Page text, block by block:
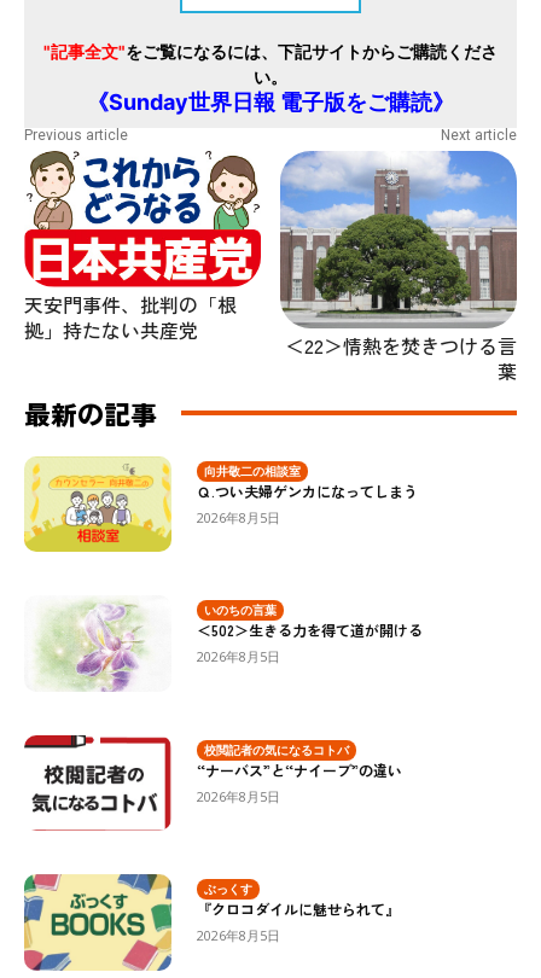
"記事全文"をご覧になるには、下記サイトからご購読くださ
い。
《Sunday世界日報 電子版をご購読》
Previous article
天安門事件、批判の「根
拠」持たない共産党
Next article
＜22＞情熱を焚きつける言
葉
最新の記事
向井敬二の相談室
Ｑ.つい夫婦ゲンカになってしまう
2026年8月5日
いのちの言葉
＜502＞生きる力を得て道が開ける
2026年8月5日
校閲記者の気になるコトバ
“ナーバス”と“ナイーブ”の違い
2026年8月5日
ぶっくす
『クロコダイルに魅せられて』
2026年8月5日